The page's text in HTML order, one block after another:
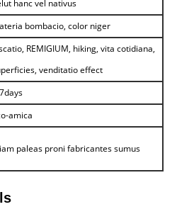
hanc vel nativus
bombacio, color niger
REMIGIUM, hiking, vita cotidiana,
venditatio effect
amica
paleas proni fabricantes sumus